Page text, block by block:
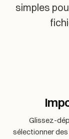
simples
Glissez-
sélectionner